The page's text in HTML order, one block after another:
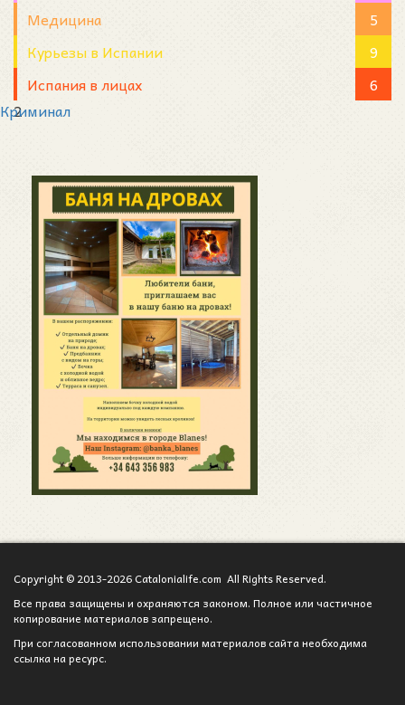
Медицина
5
Курьезы в Испании
9
Испания в лицах
6
Криминал
2
Copyright © 2013-2026 Catalonialife.com All Rights Reserved.
Все права защищены и охраняются законом. Полное или частичное
копирование материалов запрещено.
При согласованном использовании материалов сайта необходима
ссылка на ресурс.